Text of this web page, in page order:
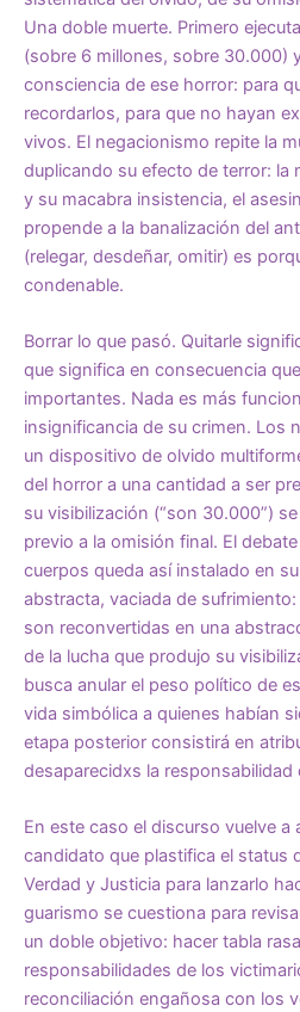
Una doble muerte. Primero
(sobre 6 millones, sobre 30.000)
consciencia de ese horror: para
recordarlos, para que no hayan
vivos. El negacionismo repite la
duplicando su efecto de terror: la
y su macabra insistencia, el
propende a la banalización del
(relegar, desdeñar, omitir) es
condenable.
Borrar lo que pasó. Quitarle
que significa en consecuencia
importantes. Nada es más
insignificancia de su crimen. Los
un dispositivo de olvido
del horror a una cantidad a ser
su visibilización (“son 30.000”)
previo a la omisión final. El
cuerpos queda así instalado en
abstracta, vaciada de
son reconvertidas en una
de la lucha que produjo su
busca anular el peso político de
vida simbólica a quienes habían
etapa posterior consistirá en
desaparecidxs la responsabilidad
En este caso el discurso vuelve a
candidato que plastifica el status
Verdad y Justicia para lanzarlo
guarismo se cuestiona para
un doble objetivo: hacer tabla
responsabilidades de los
reconciliación engañosa con los